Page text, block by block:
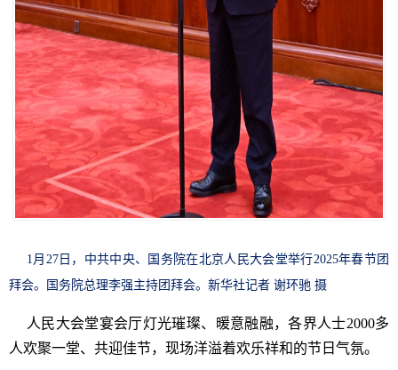
1月27日，中共中央、国务院在北京人民大会堂举行2025年春节团
拜会。国务院总理李强主持团拜会。新华社记者 谢环驰 摄
人民大会堂宴会厅灯光璀璨、暖意融融，各界人士2000多
人欢聚一堂、共迎佳节，现场洋溢着欢乐祥和的节日气氛。